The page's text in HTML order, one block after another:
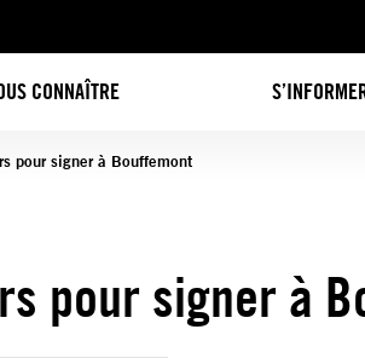
CONNAÎTRE
pour signer à Bouffemont
pour signer à